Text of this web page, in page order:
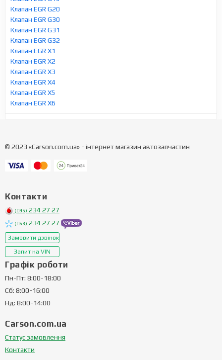
Клапан EGR G20
Клапан EGR G30
Клапан EGR G31
Клапан EGR G32
Клапан EGR X1
Клапан EGR X2
Клапан EGR X3
Клапан EGR X4
Клапан EGR X5
Клапан EGR X6
© 2023 «Carson.com.ua» - інтернет магазин автозапчастин
Контакти
(095) 234 27 27
(068) 234 27 27
Замовити дзвінок
Запит на VIN
Графік роботи
Пн-Пт: 8:00-18:00
Сб: 8:00-16:00
Нд: 8:00-14:00
Carson.com.ua
Статус замовлення
Контакти